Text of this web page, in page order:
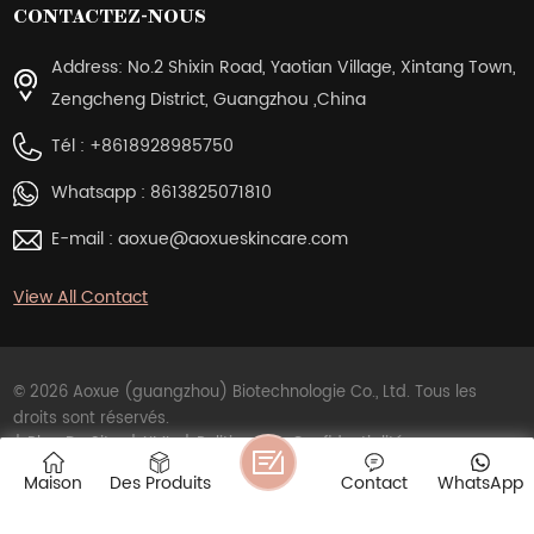
CONTACTEZ-NOUS
Address: No.2 Shixin Road, Yaotian Village, Xintang Town,
Zengcheng District, Guangzhou ,China
Tél : +8618928985750
Whatsapp : 8613825071810
E-mail : aoxue@aoxueskincare.com
View All Contact
© 2026 Aoxue (guangzhou) Biotechnologie Co., Ltd. Tous les
droits sont réservés.
| Plan Du Site | XML | Politique De Confidentialité
Réseau IPv6 pris en charge
Maison Des Produits WhatsApp
Contact